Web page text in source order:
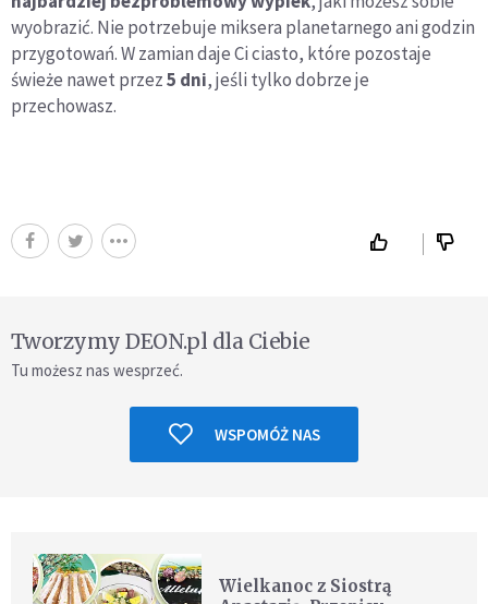
wyobrazić. Nie potrzebuje miksera planetarnego ani godzin
przygotowań. W zamian daje Ci ciasto, które pozostaje
świeże nawet przez5 dni, jeśli tylko dobrze je
przechowasz.
Tworzymy DEON.pl dla Ciebie
Tu możesz nas wesprzeć.
WSPOMÓŻ NAS
Wielkanoc z Siostrą